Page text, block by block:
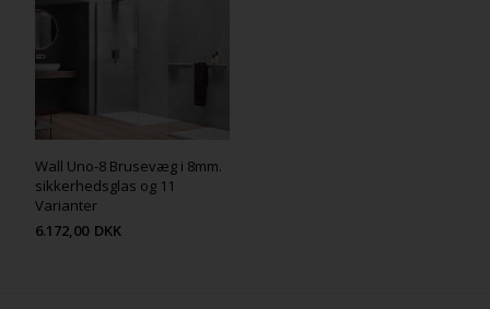
Wall Uno-8 Brusevæg i 8mm.
sikkerhedsglas og 11
Varianter
6.172,00 DKK